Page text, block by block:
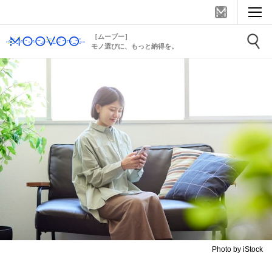
［ムーブー］
モノ選びに、もっと納得を。
Photo by iStock